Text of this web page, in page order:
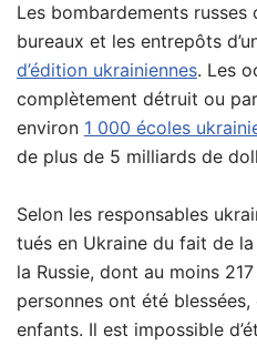
Les bombardements russes
bureaux et les entrepôts
d’édition ukrainiennes. Les
complètement détruit ou
environ 1 000 écoles
de plus de 5 milliards de
Selon les responsables
tués en Ukraine du fait de
la Russie, dont au moins
personnes ont été
enfants. Il est impossible